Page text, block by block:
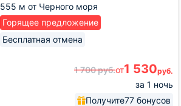
555 м от Черного моря
Горящее предложение
Бесплатная отмена
1 700руб.от1 530руб.
за 1 ночь
Получите77 бонусов